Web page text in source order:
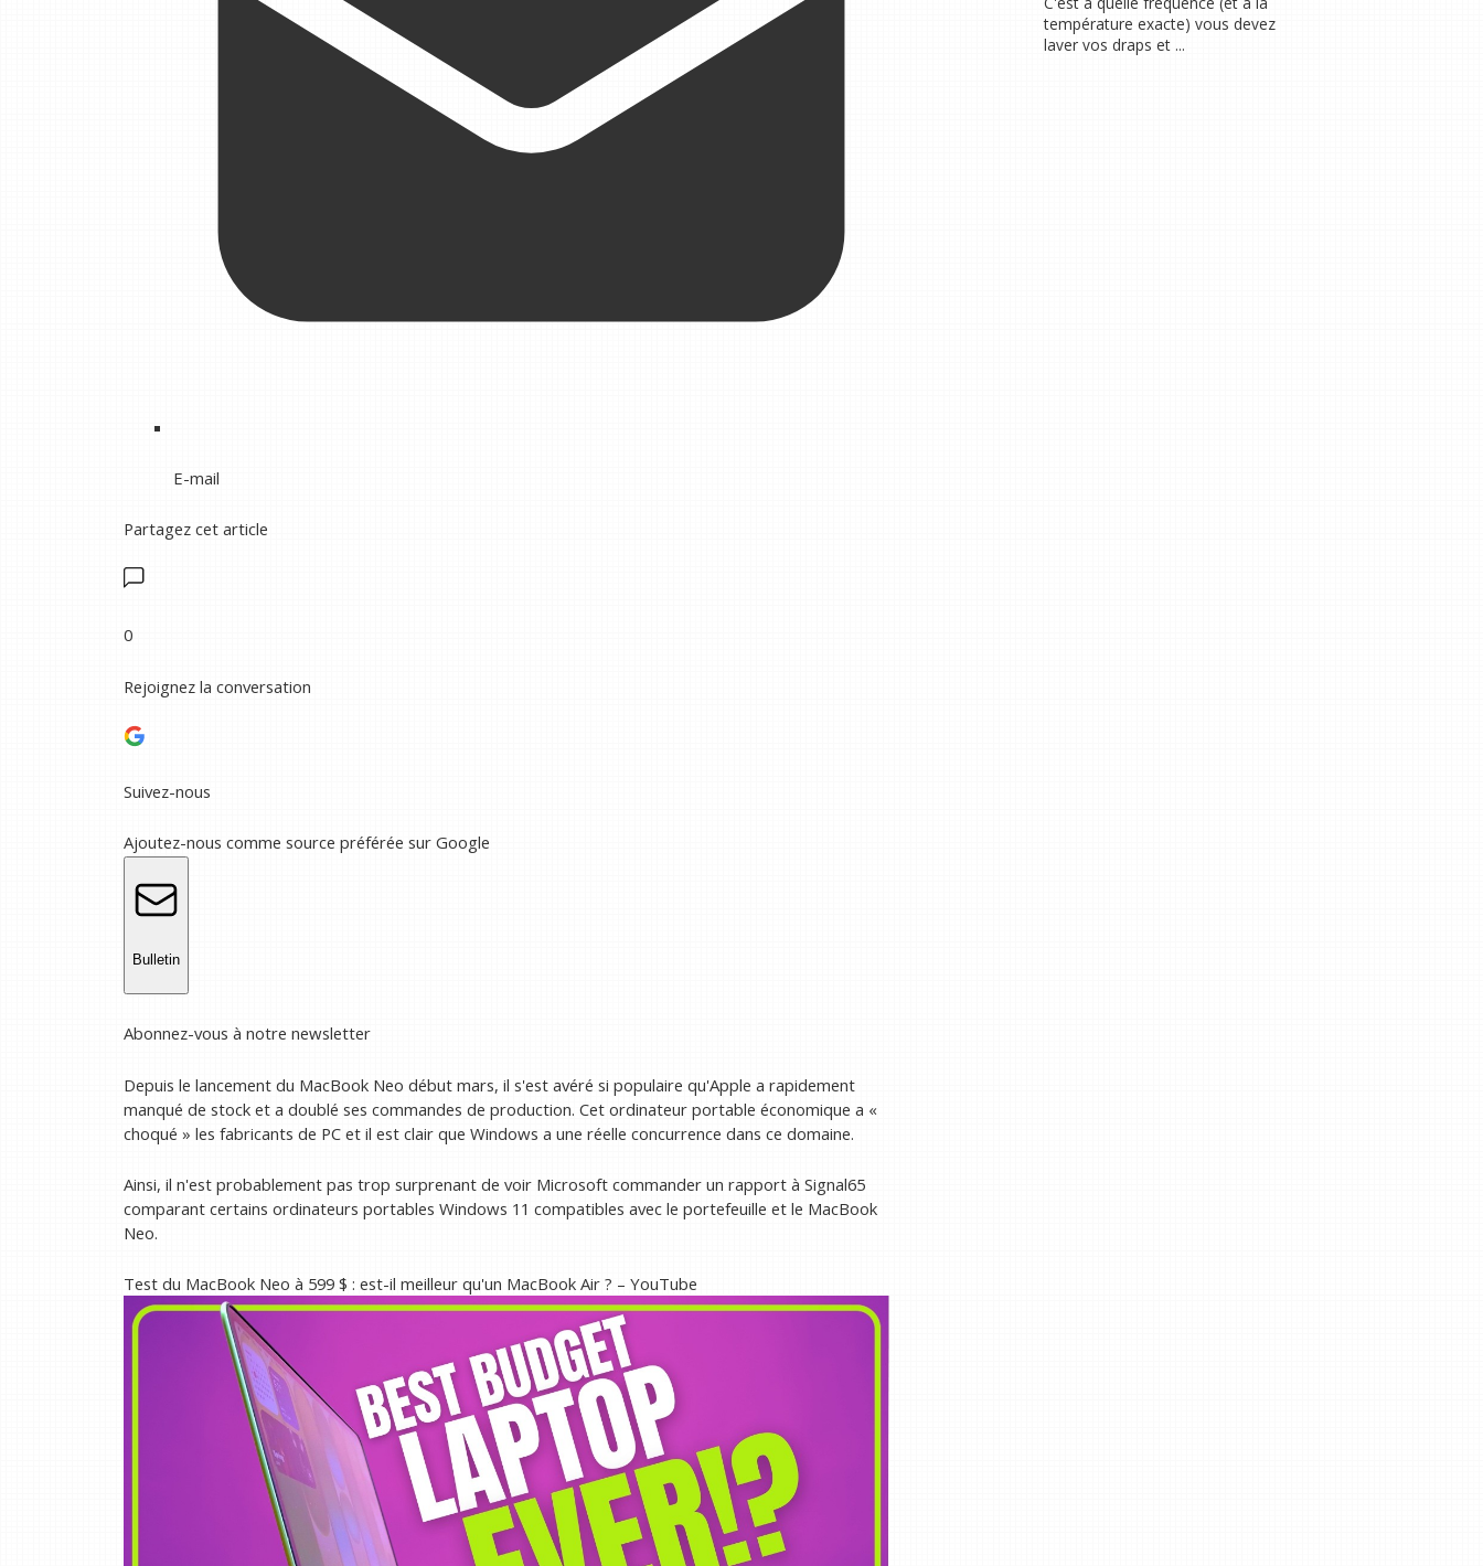
E-mail
Partagez cet article
0
Rejoignez la conversation
Suivez-nous
Ajoutez-nous comme source préférée sur Google
Bulletin
Abonnez-vous à notre newsletter
Depuis le lancement du MacBook Neo début mars, il s'est avéré si populaire qu'Apple a rapidement
manqué de stock et a doublé ses commandes de production. Cet ordinateur portable économique a «
choqué » les fabricants de PC et il est clair que Windows a une réelle concurrence dans ce domaine.
Ainsi, il n'est probablement pas trop surprenant de voir Microsoft commander un rapport à Signal65
comparant certains ordinateurs portables Windows 11 compatibles avec le portefeuille et le MacBook
Neo.
Test du MacBook Neo à 599 $ : est-il meilleur qu'un MacBook Air ? – YouTube
température exacte) vous devez
laver vos draps et ...